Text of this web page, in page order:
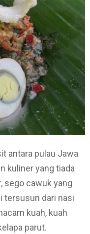
antara pulau Jawa
kuliner yang tiada
sego cawuk yang
tersusun dari nasi
kuah, kuah
parut.